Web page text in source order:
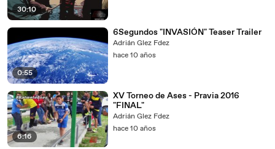
30:10
0:55
6Segundos "INVASIÓN" Teaser Trailer
Adrián Glez Fdez
hace 10 años
6:16
XV Torneo de Ases - Pravia 2016
"FINAL"
Adrián Glez Fdez
hace 10 años